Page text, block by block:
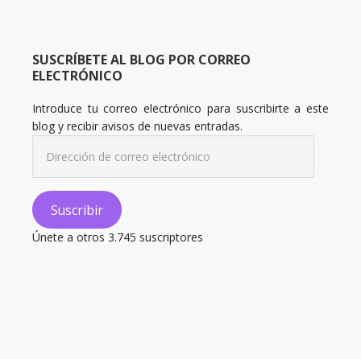
SUSCRÍBETE AL BLOG POR CORREO
ELECTRÓNICO
Introduce tu correo electrónico para suscribirte a este
blog y recibir avisos de nuevas entradas.
correo
electrónico
Suscribir
Únete a otros 3.745 suscriptores